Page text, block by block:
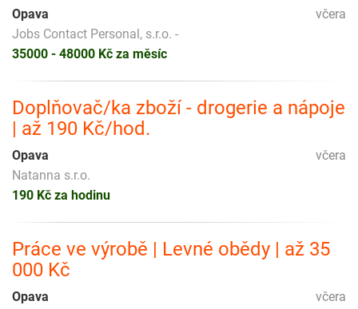
včera
Opava
Jobs Contact Personal, s.r.o. -
35000 - 48000 Kč za měsíc
Doplňovač/ka zboží - drogerie a nápoje
| až 190 Kč/hod.
včera
Opava
Natanna s.r.o.
190 Kč za hodinu
Práce ve výrobě | Levné obědy | až 35
000 Kč
včera
Opava